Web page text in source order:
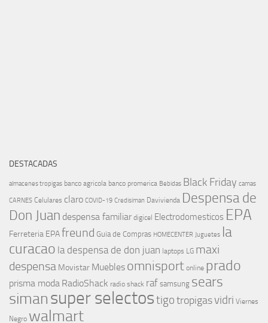
DESTACADAS
almacenes tropigas banco agricola banco promerica Bebidas Black Friday camas
CARNES Celulares claro COVID-19 Credisiman Davivienda Despensa de
Don Juan despensa familiar digicel Electrodomesticos EPA
Ferreteria EPAfreund Guia de Compras HOMECENTER Juguetes la
curacao la despensa de don juan laptops LG maxi
despensa Movistar Muebles omnisport online prado
prisma moda RadioShack radio shack raf samsung sears
simansuper selectostigotropigasvidri Viernes
Negro walmart